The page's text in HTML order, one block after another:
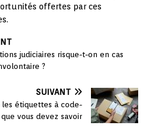
offertes par ces
judiciaires risque-t-on en cas
?
SUIVANT
étiquettes à code-
vous devez savoir